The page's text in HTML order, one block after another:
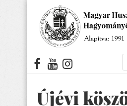
Újévi